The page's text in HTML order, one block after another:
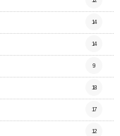
14
14
9
18
17
12